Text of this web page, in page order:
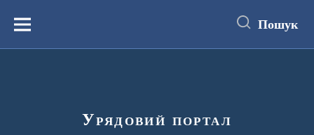
вмістуМеню Пошук
Урядовий портал